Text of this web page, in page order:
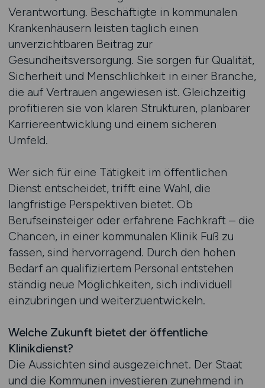
Verantwortung. Beschäftigte in kommunalen
Krankenhäusern leisten täglich einen
unverzichtbaren Beitrag zur
Gesundheitsversorgung. Sie sorgen für Qualität,
Sicherheit und Menschlichkeit in einer Branche,
die auf Vertrauen angewiesen ist. Gleichzeitig
profitieren sie von klaren Strukturen, planbarer
Karriereentwicklung und einem sicheren
Umfeld.
Wer sich für eine Tätigkeit im öffentlichen
Dienst entscheidet, trifft eine Wahl, die
langfristige Perspektiven bietet. Ob
Berufseinsteiger oder erfahrene Fachkraft – die
Chancen, in einer kommunalen Klinik Fuß zu
fassen, sind hervorragend. Durch den hohen
Bedarf an qualifiziertem Personal entstehen
ständig neue Möglichkeiten, sich individuell
einzubringen und weiterzuentwickeln.
Welche Zukunft bietet der öffentliche
Klinikdienst?
Die Aussichten sind ausgezeichnet. Der Staat
und die Kommunen investieren zunehmend in